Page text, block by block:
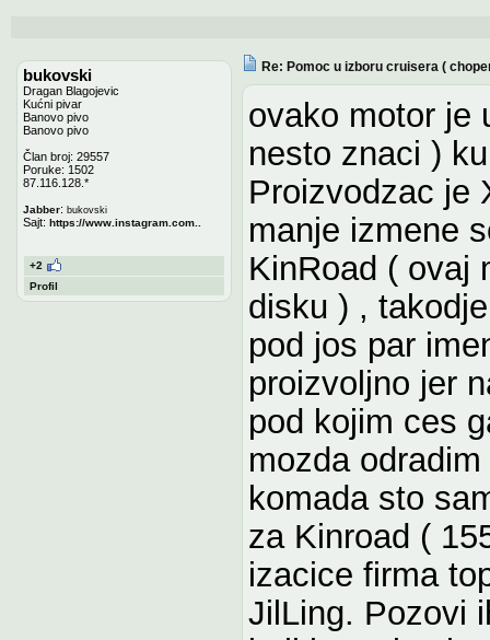
bukovski
Dragan Blagojevic
Kućni pivar
Banovo pivo
Banovo pivo
Član broj: 29557
Poruke: 1502
87.116.128.*
Jabber: bukovski
Sajt: https://www.instagram.com..
+2
Profil
Re: Pomoc u izboru cruisera (
ovako motor je
nesto znaci )
Proizvodzac je
manje izmene
KinRoad ( ovaj
disku ) ,
pod jos par
proizvoljno jer
pod kojim ces
mozda
komada sto
za Kinroad (
izacice firma
JilLing. Pozovi